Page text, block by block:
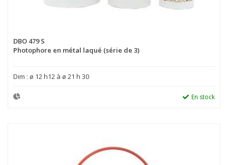
DBO 479 S
Photophore en métal laqué (série de 3)
Dim : ø 12 h12 à ø 21 h 30
En stock